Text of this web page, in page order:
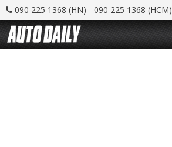
090 225 1368 (HN) - 090 225 1368 (HCM)